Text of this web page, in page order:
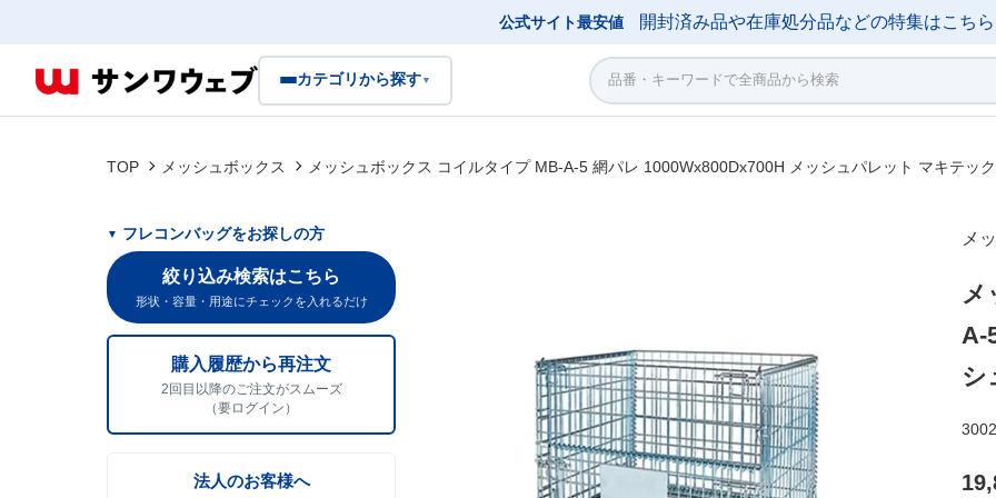
公式サイト最安値 開封済み品や在庫処分品などの特集はこちら
カテゴリから探す▼
TOP メッシュボックス メッシュボックス コイルタイプ MB-A-5 網パレ 1000Wx800Dx700H メッシュパレット マキテック
メ
メ
A-
シ
フレコンバッグをお探しの方
絞り込み検索はこちら
形状・容量・用途にチェックを入れるだけ
購入履歴から再注文
2回目以降のご注文がスムーズ
（要ログイン）
法人のお客様へ